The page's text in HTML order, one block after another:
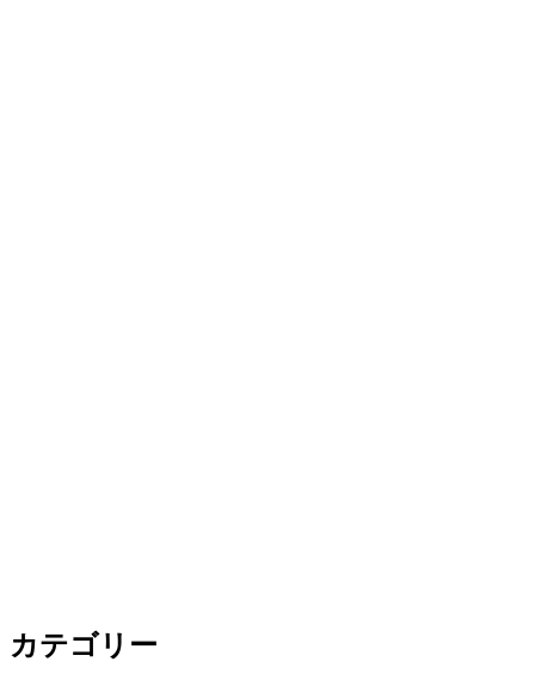
カテゴリー